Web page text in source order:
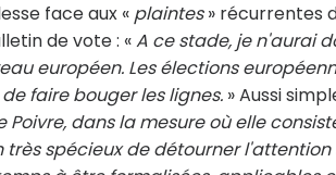
face aux « plaintes» récurrentes
de vote : «A ce stade, je n'aurai
européen. Les élections
faire bouger les lignes. » Aussi
dans la mesure où elle
spécieux de détourner